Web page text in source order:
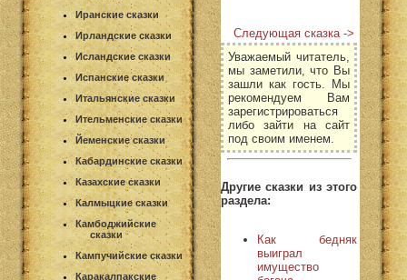
Иранские сказки
Ирландские сказки
Исландские сказки
Испанские сказки
Итальянские сказки
Ительменские сказки
Йеменские сказки
Кабардинские сказки
Казахские сказки
Калмыцкие сказки
Камбоджийские
сказки
Кампучийские сказки
Каракалпакские
Следующая сказка ->
Уважаемый читатель,
мы заметили, что Вы
зашли как гость. Мы
рекомендуем Вам
зарегистрироваться
либо зайти на сайт
под своим именем.
Другие сказки из этого
раздела:
Как бедняк
выиграл
имущество